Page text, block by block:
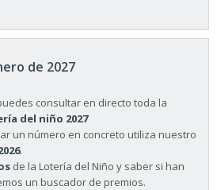
de 2027
consultar en directo toda la
del niño 2027
un número en concreto utiliza nuestro
.
de la Lotería del Niño y saber si han
un buscador de premios.